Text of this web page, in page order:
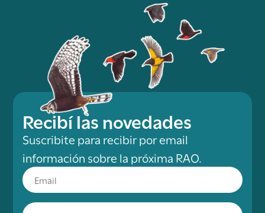
Recibí las novedades
Suscribite para recibir por email
información sobre la próxima RAO.